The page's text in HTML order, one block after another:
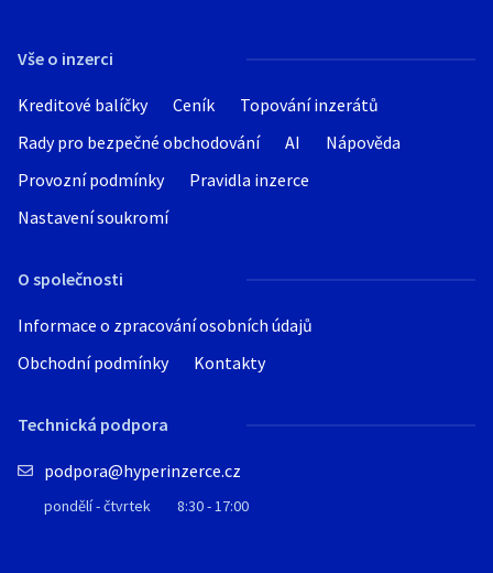
Vše o inzerci
Kreditové balíčky Ceník
Topování inzerátů
Rady pro bezpečné obchodování
AI
Nápověda
Provozní podmínky
Pravidla inzerce
Nastavení soukromí
O společnosti
Informace o zpracování osobních údajů
Obchodní podmínky
Kontakty
Technická podpora
podpora@hyperinzerce.cz
pondělí - čtvrtek 8:30 - 17:00